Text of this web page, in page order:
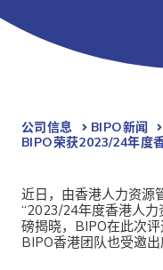
公司信息
BIPO新闻​
BIPO荣获2023/24年度
近日，由香港人力资源
“2023/24年度香港人
磅揭晓，BIPO在此次评
BIPO香港团队也受邀出